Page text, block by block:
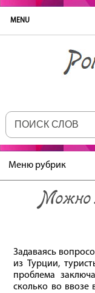
MENU
Меню рубрик
Можно
Задаваясь
из Турции,
проблема
сколько во ввозе